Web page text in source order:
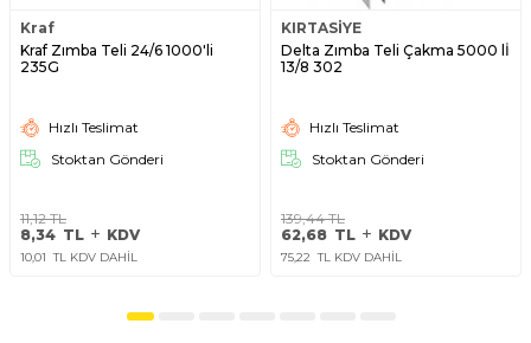
Kraf
Kraf Zımba Teli 24/6 1000'li
235G
Hızlı Teslimat
Stoktan Gönderi
11,12TL
8,34 TL KDV
10,01 TL KDV DAHİL
KIRTASİYE
Delta Zımba Teli Çakma 5000 lİ
13/8 302
Hızlı Teslimat
Stoktan Gönderi
139,44TL
62,68 TL KDV
75,22 TL KDV DAHİL